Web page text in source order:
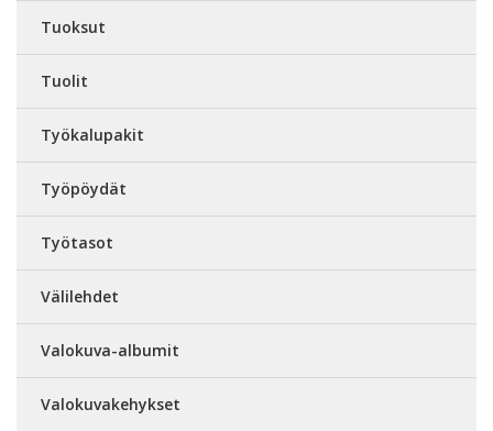
Tuoksut
Tuolit
Työkalupakit
Työpöydät
Työtasot
Välilehdet
Valokuva-albumit
Valokuvakehykset